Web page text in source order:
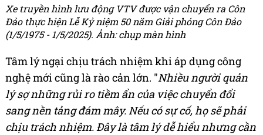
Xe truyền hình lưu động VTV được vận chuyển ra Côn
Đảo thực hiện Lễ Kỷ niệm 50 năm Giải phóng Côn Đảo
(1/5/1975 - 1/5/2025). Ảnh: chụp màn hình
Tâm lý ngại chịu trách nhiệm khi áp dụng công
nghệ mới cũng là rào cản lớn. "Nhiều người quản
lý sợ những rủi ro tiềm ẩn của việc chuyển đổi
sang nền tảng đám mây. Nếu có sự cố, họ sẽ phải
chịu trách nhiệm. Đây là tâm lý dễ hiểu nhưng cần